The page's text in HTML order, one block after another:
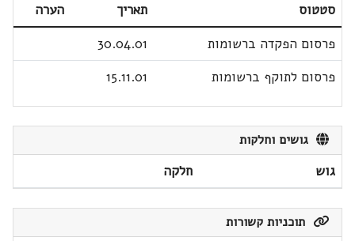
סטטוס תאריך
הערה
פרסום הפקדה ברשומות
30.04.01
פרסום לתוקף ברשומות
15.11.01
גושים וחלקות
גוש חלקה
תוכניות קשורות